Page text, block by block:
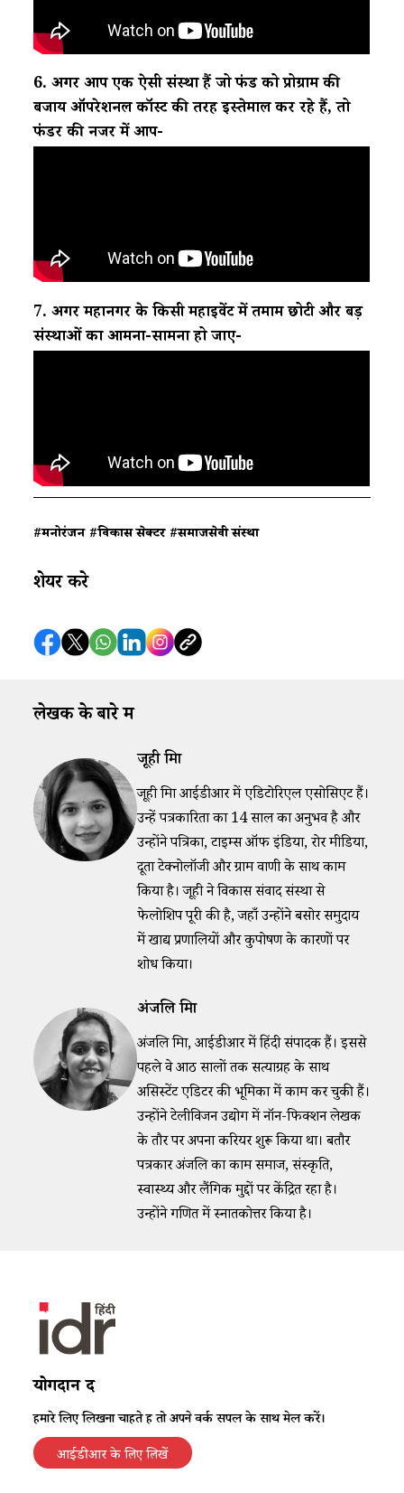
6. अगर आप एक ऐसी संस्था हैं जो फंड को प्रोग्राम की
बजाय ऑपरेशनल कॉस्ट की तरह इस्तेमाल कर रहे हैं, तो
फंडर की नजर में आप-
7. अगर महानगर के किसी महाइवेंट में तमाम छोटी और बड़ी
संस्थाओं का आमना-सामना हो जाए-
#मनोरंजन #विकास सेक्टर #समाजसेवी संस्था
शेयर करे
लेखक के बारे में
जूही मिश्रा
जूही मिश्रा आईडीआर में एडिटोरिएल एसोसिएट हैं।
उन्हें पत्रकारिता का 14 साल का अनुभव है और
उन्होंने पत्रिका, टाइम्स ऑफ इंडिया, रोर मीडिया,
दूता टेक्नोलॉजी और ग्राम वाणी के साथ काम
किया है। जूही ने विकास संवाद संस्था से
फेलोशिप पूरी की है, जहाँ उन्होंने बसोर समुदाय
में खाद्य प्रणालियों और कुपोषण के कारणों पर
शोध किया।
अंजलि मिश्रा
अंजलि मिश्रा, आईडीआर में हिंदी संपादक हैं। इससे
पहले वे आठ सालों तक सत्याग्रह के साथ
असिस्टेंट एडिटर की भूमिका में काम कर चुकी हैं।
उन्होंने टेलीविजन उद्योग में नॉन-फिक्शन लेखक
के तौर पर अपना करियर शुरू किया था। बतौर
पत्रकार अंजलि का काम समाज, संस्कृति,
स्वास्थ्य और लैंगिक मुद्दों पर केंद्रित रहा है।
उन्होंने गणित में स्नातकोत्तर किया है।
योगदान दें
हमारे लिए लिखना चाहते हैं तो अपने वर्क सैंपल के साथ मेल करें।
आईडीआर के लिए लिखें